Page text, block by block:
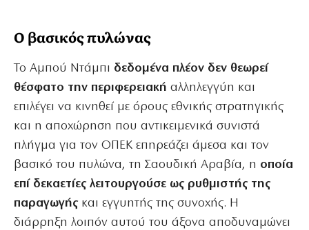
Ο βασικός πυλώνας
Το Αμπού Ντάμπι δεδομένα πλέον δεν θεωρεί
θέσφατο την περιφερειακή αλληλεγγύη και
επιλέγει να κινηθεί με όρους εθνικής στρατηγικής
και η αποχώρηση που αντικειμενικά συνιστά
πλήγμα για τον ΟΠΕΚ επηρεάζει άμεσα και τον
βασικό του πυλώνα, τη Σαουδική Αραβία, η οποία
επί δεκαετίες λειτουργούσε ως ρυθμιστής της
παραγωγής και εγγυητής της συνοχής. Η
διάρρηξη λοιπόν αυτού του άξονα αποδυναμώνει